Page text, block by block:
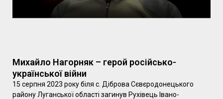
Михайло Нагорняк – герой російсько-
української війни
15 серпня 2023 року біля с. Діброва Сєвєродонецького
району Луганської області загинув Рухівець Івано-